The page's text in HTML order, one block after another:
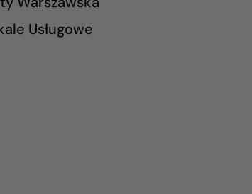
Usługowe